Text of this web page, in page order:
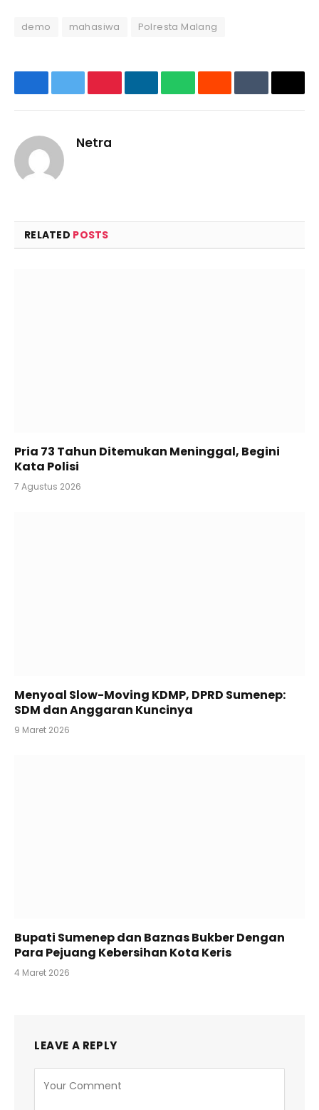
demo mahasiwa Polresta Malang
Facebook
TwitterPinterestLinkedInWhatsApp
RedditTumblr
Netra
RELATED POSTS
Pria 73 Tahun Ditemukan Meninggal, Begini
Kata Polisi
7 Agustus 2026
Menyoal Slow-Moving KDMP, DPRD Sumenep:
SDM dan Anggaran Kuncinya
9 Maret 2026
Bupati Sumenep dan Baznas Bukber Dengan
Para Pejuang Kebersihan Kota Keris
4 Maret 2026
LEAVE A REPLY